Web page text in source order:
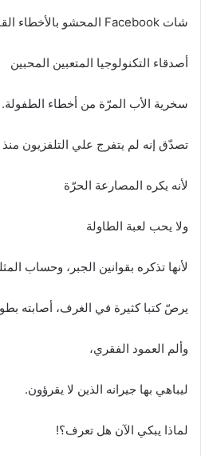
شات Facebook المحشو بالأخطاء القاتلة
أصدقاء التكنولوجيا المتعبين المحبين
سخرية الأب المرّة من أخطاء الطفولة.
تصدّق إنه لم يتفرج علي التلفزيون
لأنه يكره المصارعة الحرّة
ولا يحب لعبة الطاولة
لأنها تذكره بقوانين الجبر، وحساب
يرصّ كتبا كثيرة في الغرف، أصابته
وألم العمود الفقري،
ليباهي بها جيرانه الذين لا يقرؤون.
لماذا يبكي الآن هل تعرف؟!